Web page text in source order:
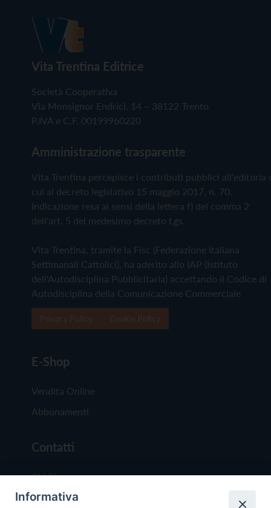
Vita Trentina Editrice
Società Cooperativa
Via Monsignor Endrici, 14 – 38122 Trento
P.IVA e C.F. 00199960220
Amministrazione trasparente
Vita Trentina percepisce i contributi pubblici all'editoria
cui al decreto legislativo 15 maggio 2017, n. 70.
Indicazione resa ai sensi della lettera f) del comma 2
dell'art. 5 del medesimo decreto Lgs.
Vita Trentina, tramite la Fisc (Federazione Italiana
Settimanali Cattolici), ha aderito allo IAP (Istituto
dell'Autodisciplina Pubblicitaria) accettando il Codice di
Autodisciplina della Comunicazione Commerciale
E-Shop
Vendita Online
Abbonamenti
Contatti
Chi Siamo
Redazione
Informativa